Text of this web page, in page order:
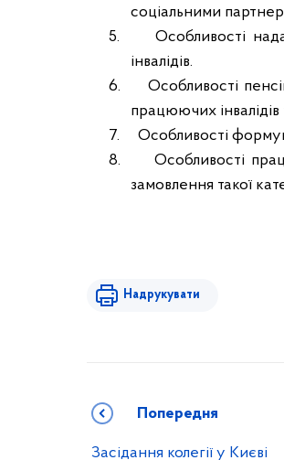
соціальними
5.
Особливості
інвалідів.
6.
Особливості
працюючих
7.
Особливості
8.
Особливості
замовлення такої
Надрукувати
Попередня
Засідання колегії у Києві